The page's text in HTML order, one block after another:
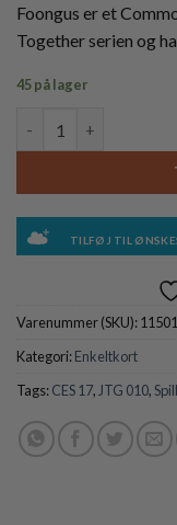
Foongus er et
Together serien og
45 på lager
TILFØJ TIL
Varenummer (SKU):
Kategori:Enkeltkort
Tags:CES 17, JTG 010,